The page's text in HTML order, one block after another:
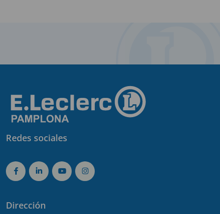
Redes sociales
Dirección